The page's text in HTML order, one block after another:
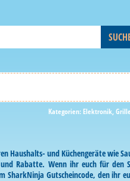
Kategorien:Elektronik,
Haushalts- und Küchengeräte wie
Rabatte. Wenn ihr euch für den
Gutscheincode, den ihr